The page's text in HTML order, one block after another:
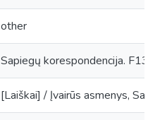
other
Sapiegų korespondencija.
[Laiškai] / Įvairūs asmenys,